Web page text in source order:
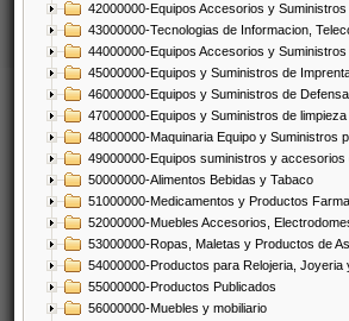
42000000-Equipos Accesorios y Suministros
43000000-Tecnologias de Informacion,
44000000-Equipos Accesorios y
45000000-Equipos y Suministros de
46000000-Equipos y Suministros de
47000000-Equipos y Suministros de limpieza
48000000-Maquinaria Equipo y Suministros
49000000-Equipos suministros y
50000000-Alimentos Bebidas y Tabaco
51000000-Medicamentos y Productos
52000000-Muebles Accesorios,
53000000-Ropas, Maletas y Productos de
54000000-Productos para Relojeria, Joyeria
55000000-Productos Publicados
56000000-Muebles y mobiliario